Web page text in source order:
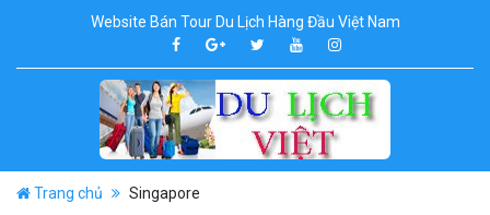
Website Bán Tour Du Lịch Hàng Đầu Việt Nam
Trang chủ Singapore